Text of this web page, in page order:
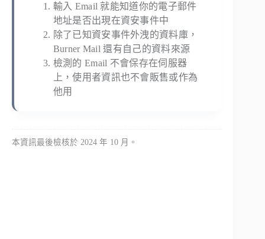
輸入 Email 就能知道你的電子郵件
地址是否出現在資安事件中
除了已知資安事件外洩的資料庫，
Burner Mail 還有自己的資料來源
檢測的 Email 不會保存在伺服器
上，使用者資訊也不會販售或作為
他用
本資訊最後檢核於 2024 年 10 月。